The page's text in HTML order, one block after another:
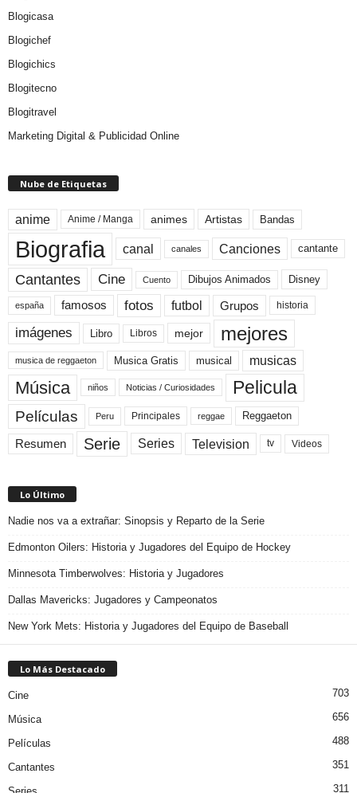
Blogicasa
Blogichef
Blogichics
Blogitecno
Blogitravel
Marketing Digital & Publicidad Online
Nube de Etiquetas
anime Anime / Manga animes Artistas Bandas
Biografia canal canales Canciones cantante
Cantantes Cine Cuento Dibujos Animados Disney
españa famosos fotos futbol Grupos historia
imágenes Libro Libros mejor mejores
musica de reggaeton Musica Gratis musical musicas
Música niños Noticias / Curiosidades Pelicula
Películas Peru Principales reggae Reggaeton
Resumen Serie Series Television tv Videos
Lo Último
Nadie nos va a extrañar: Sinopsis y Reparto de la Serie
Edmonton Oilers: Historia y Jugadores del Equipo de Hockey
Minnesota Timberwolves: Historia y Jugadores
Dallas Mavericks: Jugadores y Campeonatos
New York Mets: Historia y Jugadores del Equipo de Baseball
Lo Más Destacado
Cine 703
Música 656
Películas 488
Cantantes 351
311